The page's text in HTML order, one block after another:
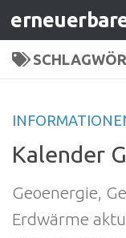
Zum Inhalt
Kalender
Geoenergie,
Erdwärme